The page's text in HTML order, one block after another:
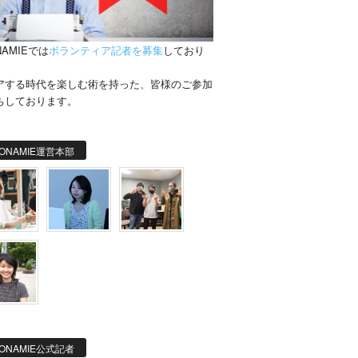
ではボランティア記者を募集しており
する時代を楽しむ術を持った、皆様のご参加
ております。
運営本部
公式記者